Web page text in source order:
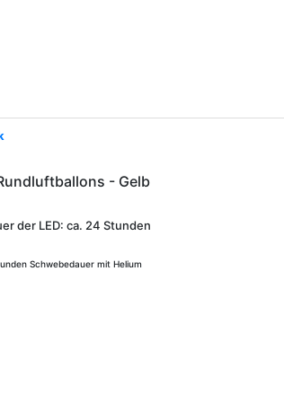
- Gelb
der LED: ca. 24 Stunden
Schwebedauer mit Helium